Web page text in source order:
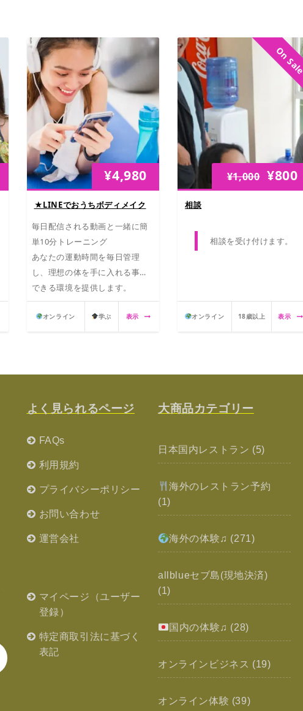
¥4,980
★LINEでおうちボディメイク
毎日配信される動画と一緒に簡
単10分トレーニング
あなたの運動時間を毎日管理
し、理想の体を手に入れる事が
できる環境を提供します。
オンライン 学ぶ 表示
On
¥1,000 ¥800
相談
相談を受け付けます。
オンライン 18歳以上 表示
よく見られるページ
FAQs
利用規約
プライバシーポリシー
お問い合わせ
運営会社
マイページ（ユーザー
登録）
特定商取引法に基づく
表記
大商品カテゴリー
日本国内レストラン (5)
海外のレストラン予約
(1)
海外の体験♫ (271)
allblueセブ島(現地決済)
(1)
国内の体験♫ (28)
オンラインビジネス (19)
オンライン体験 (39)